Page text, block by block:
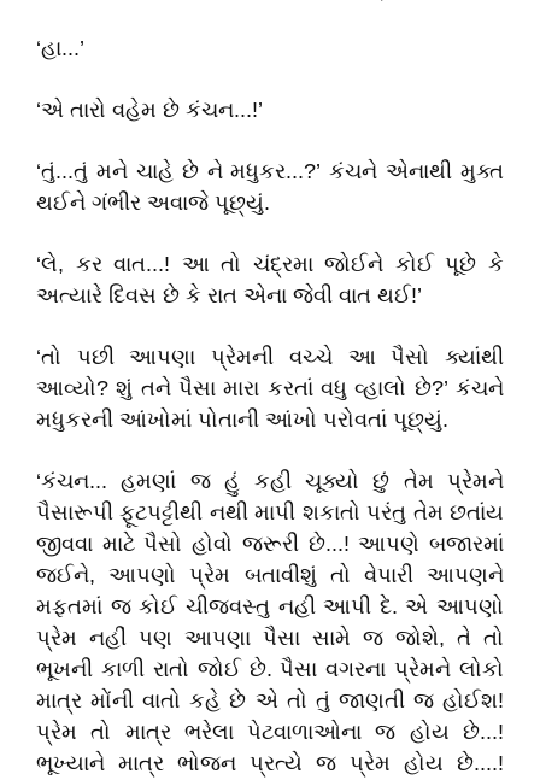
‘હા...’
‘એ તારો વહેમ છે કંચન...!’
‘તું...તું મને ચાહે છે ને મધુકર...?’ કંચને એનાથી મુક્ત
થઈને ગંભીર અવાજે પૂછ્યું.
‘લે, કર વાત...! આ તો ચંદ્રમા જોઈને કોઈ પૂછે કે
અત્યારે દિવસ છે કે રાત એના જેવી વાત થઈ!’
‘તો પછી આપણા પ્રેમની વચ્ચે આ પૈસો ક્યાંથી
આવ્યો? શું તને પૈસા મારા કરતાં વધુ વ્હાલો છે?’ કંચને
મધુકરની આંખોમાં પોતાની આંખો પરોવતાં પૂછ્યું.
‘કંચન... હમણાં જ હું કહી ચૂક્યો છું તેમ પ્રેમને
પૈસારૂપી ફૂટપટ્ટીથી નથી માપી શકાતો પરંતુ તેમ છતાંય
જીવવા માટે પૈસો હોવો જરૂરી છે...! આપણે બજારમાં
જઈને, આપણો પ્રેમ બતાવીશું તો વેપારી આપણને
મફતમાં જ કોઈ ચીજવસ્તુ નહી આપી દે. એ આપણો
પ્રેમ નહીં પણ આપણા પૈસા સામે જ જોશે, તે તો
ભૂખની કાળી રાતો જોઈ છે. પૈસા વગરના પ્રેમને લોકો
માત્ર મોંની વાતો કહે છે એ તો તું જાણતી જ હોઈશ!
પ્રેમ તો માત્ર ભરેલા પેટવાળાઓના જ હોય છે...!
ભૂખ્યાને માત્ર ભોજન પ્રત્યે જ પ્રેમ હોય છે....!